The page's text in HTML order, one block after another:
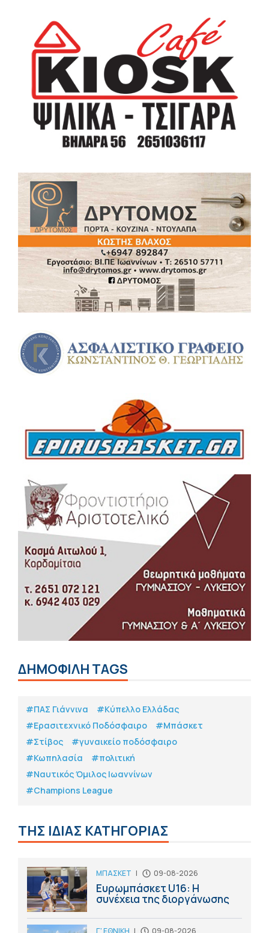
ΔΗΜΟΦΙΛΗ TAGS
#ΠΑΣ Γιάννινα
#Κύπελλο Ελλάδας
#Eρασιτεχνικό Ποδόσφαιρο
#Μπάσκετ
#Στίβος
#γυναικείο ποδόσφαιρο
#Κωπηλασία
#πολιτική
#Ναυτικός Όμιλος Ιωαννίνων
#Champions League
ΤΗΣ ΙΔΙΑΣ ΚΑΤΗΓΟΡΙΑΣ
ΜΠΑΣΚΕΤ | 09-08-2026
Ευρωμπάσκετ U16: Η
συνέχεια της διοργάνωσης